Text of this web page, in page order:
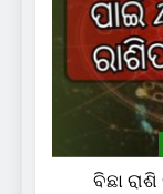
ବିଛା